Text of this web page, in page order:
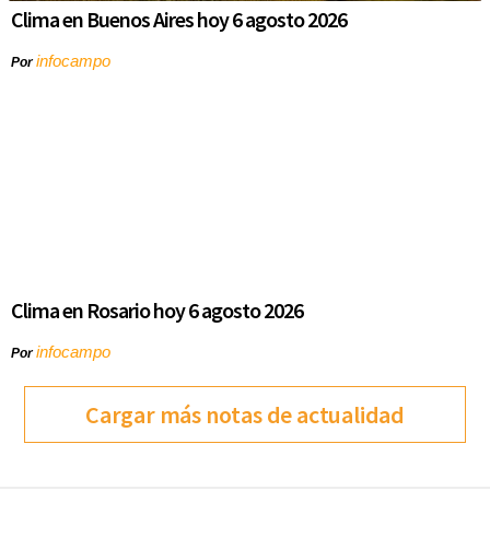
Clima en Buenos Aires hoy 6 agosto 2026
Porinfocampo
Clima en Rosario hoy 6 agosto 2026
Porinfocampo
Cargar más notas de actualidad